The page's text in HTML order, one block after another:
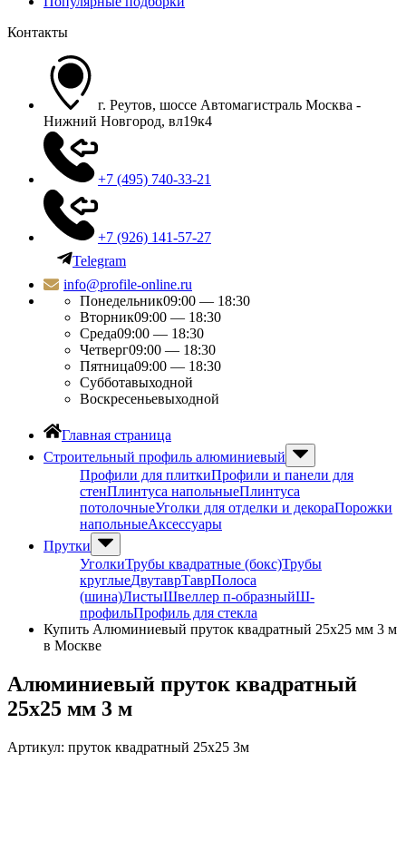
Контакты
г. Реутов, шоссе Автомагистраль Москва -
Нижний Новгород, вл19к4
+7 (495) 740-33-21
+7 (926) 141-57-27
Telegram
info@profile-online.ru
Понедельник09:00 — 18:30
Вторник09:00 — 18:30
Среда09:00 — 18:30
Четверг09:00 — 18:30
Пятница09:00 — 18:30
Субботавыходной
Воскресеньевыходной
Главная страница
Строительный профиль алюминиевый
Профили для плиткиПрофили и панели для
стенПлинтуса напольныеПлинтуса
потолочныеУголки для отделки и декораПорожки
напольныеАксессуары
Прутки
УголкиТрубы квадратные (бокс)Трубы
круглыеДвутаврТаврПолоса
(шина)ЛистыШвеллер п-образныйШ-
профильПрофиль для стекла
Купить Алюминиевый пруток квадратный 25х25 мм 3 м
в Москве
Алюминиевый пруток квадратный
25х25 мм 3 м
Артикул: пруток квадратный 25х25 3м